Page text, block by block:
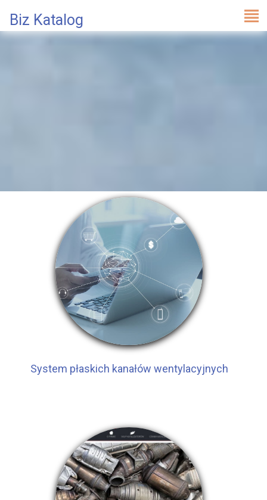
Biz Katalog
System płaskich kanałów wentylacyjnych